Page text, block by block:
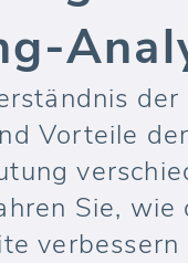
der
Vorteile
Sie, wie
verbessern